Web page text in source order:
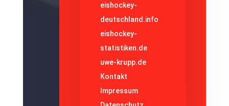
eishockey-
deutschland.info
eishockey-
statistiken.de
uwe-krupp.de
Kontakt
Impressum